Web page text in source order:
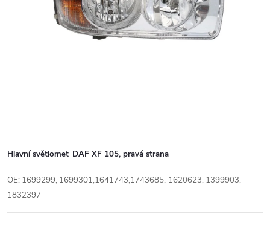
Hlavní světlomet DAF XF 105, pravá strana
OE: 1699299, 1699301,1641743,1743685, 1620623, 1399903,
1832397